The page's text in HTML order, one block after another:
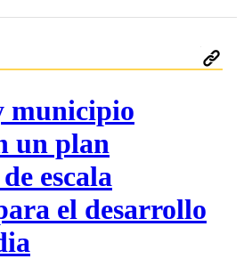
municipio
un plan
escala
el desarrollo